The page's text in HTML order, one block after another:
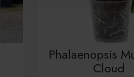
Phalaenopsis
Cloud